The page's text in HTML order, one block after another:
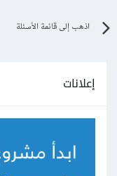
اذهب إلى قائمة الأسئلة
إعلانات